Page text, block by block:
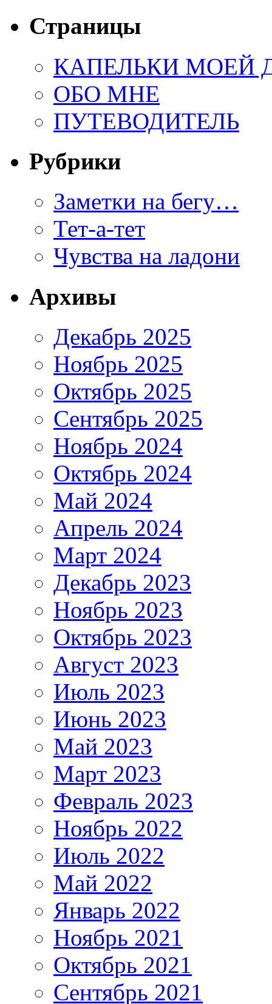
Страницы
КАПЕЛЬКИ МОЕЙ
ОБО МНЕ
ПУТЕВОДИТЕЛЬ
Рубрики
Заметки на бегу…
Тет-а-тет
Чувства на ладони
Архивы
Декабрь 2025
Ноябрь 2025
Октябрь 2025
Сентябрь 2025
Ноябрь 2024
Октябрь 2024
Май 2024
Апрель 2024
Март 2024
Декабрь 2023
Ноябрь 2023
Октябрь 2023
Август 2023
Июль 2023
Июнь 2023
Май 2023
Март 2023
Февраль 2023
Ноябрь 2022
Июль 2022
Май 2022
Январь 2022
Ноябрь 2021
Октябрь 2021
Сентябрь 2021